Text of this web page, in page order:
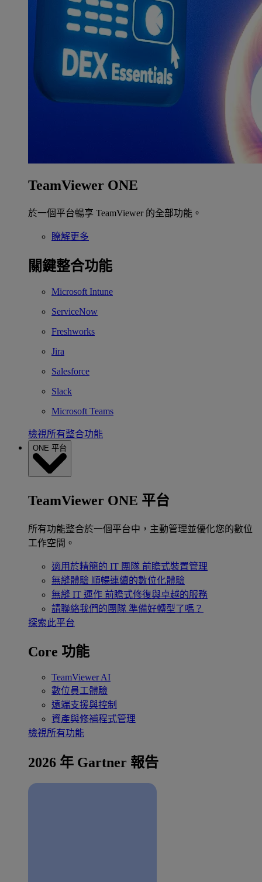
TeamViewer ONE
於一個平台暢享 TeamViewer 的全部功能。
瞭解更多
關鍵整合功能
Microsoft Intune
ServiceNow
Freshworks
Jira
Salesforce
Slack
Microsoft Teams
檢視所有整合功能
ONE 平台
TeamViewer ONE 平台
所有功能整合於一個平台中，主動管理並優化您的數位
工作空間。
適用於精簡的 IT 團隊 前瞻式裝置管理
無縫體驗 順暢連續的數位化體驗
無縫 IT 運作 前瞻式修復與卓越的服務
請聯絡我們的團隊 準備好轉型了嗎？
探索此平台
Core 功能
TeamViewer AI
數位員工體驗
遠端支援與控制
資產與修補程式管理
檢視所有功能
2026 年 Gartner 報告